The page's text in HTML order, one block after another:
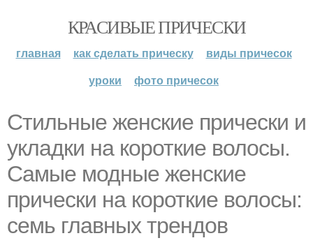
КРАСИВЫЕ ПРИЧЕСКИ
главная как сделать прическу
виды причесок
уроки
фото причесок
Стильные женские прически и
укладки на короткие волосы.
Самые модные женские
прически на короткие волосы:
семь главных трендов